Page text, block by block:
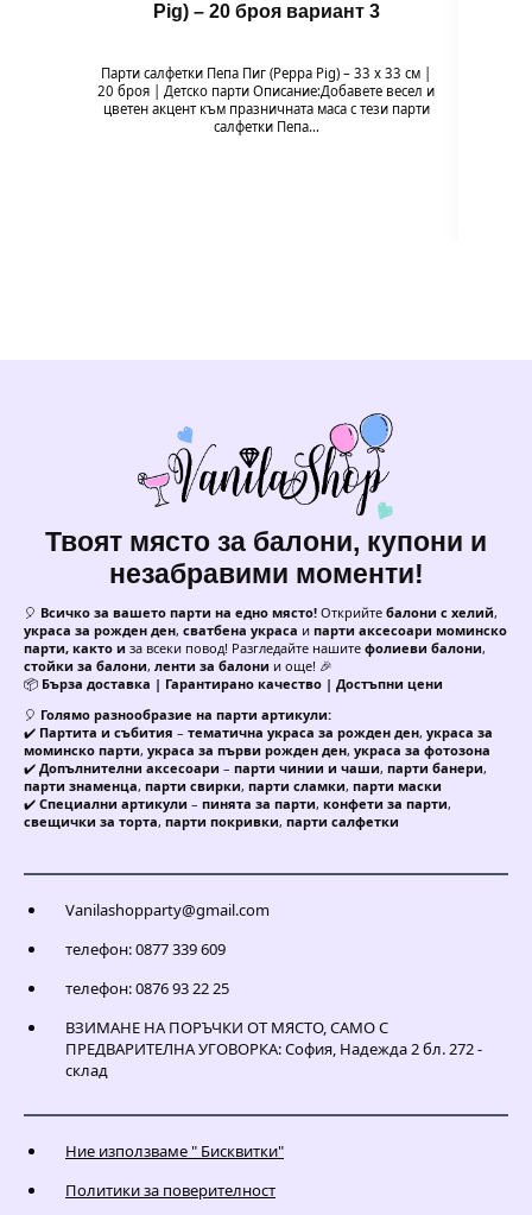
Pig) – 20 броя вариант 3
Парти салфетки Пепа Пиг (Peppa Pig) – 33 x 33 см |
20 броя | Детско парти Описание:Добавете весел и
цветен акцент към празничната маса с тези парти
салфетки Пепа…
Твоят място за балони, купони и
незабравими моменти!
🎈 Всичко за вашето парти на едно място! Открийте балони с хелий,
украса за рожден ден, сватбена украса и парти аксесоари моминско
парти, както и за всеки повод! Разгледайте нашите фолиеви балони,
стойки за балони, ленти за балони и още! 🎉
📦 Бърза доставка | Гарантирано качество | Достъпни цени
🎈 Голямо разнообразие на парти артикули:
✔️ Партита и събития – тематична украса за рожден ден, украса за
моминско парти, украса за първи рожден ден, украса за фотозона
✔️ Допълнителни аксесоари – парти чинии и чаши, парти банери,
парти знаменца, парти свирки, парти сламки, парти маски
✔️ Специални артикули – пинята за парти, конфети за парти,
свещички за торта, парти покривки, парти салфетки
Vanilashopparty@gmail.com
телефон: 0877 339 609
телефон: 0876 93 22 25
ВЗИМАНЕ НА ПОРЪЧКИ ОТ МЯСТО, САМО С
ПРЕДВАРИТЕЛНА УГОВОРКА: София, Надежда 2 бл. 272 -
склад
Ние използваме " Бисквитки"
Политики за поверителност